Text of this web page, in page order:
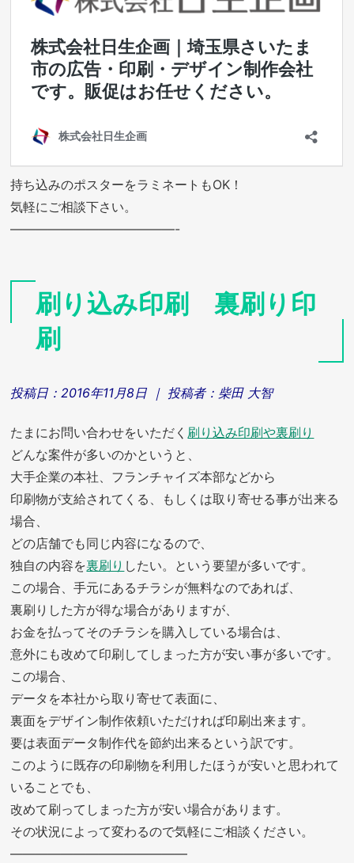
持ち込みのポスターをラミネートもOK！
気軽にご相談下さい。
—————————————-
刷り込み印刷 裏刷り印
刷
投稿日：2016年11月8日 ｜ 投稿者： 柴田 大智
たまにお問い合わせをいただく 刷り込み印刷や裏刷り
どんな案件が多いのかというと、
大手企業の本社、フランチャイズ本部などから
印刷物が支給されてくる、もしくは取り寄せる事が出来る
場合、
どの店舗でも同じ内容になるので、
独自の内容を裏刷り したい。という要望が多いです。
この場合、手元にあるチラシが無料なのであれば、
裏刷りした方が得な場合がありますが、
お金を払ってそのチラシを購入している場合は、
意外にも改めて印刷してしまった方が安い事が多いです。
この場合、
データを本社から取り寄せて表面に、
裏面をデザイン制作依頼いただければ印刷出来ます。
要は表面データ制作代を節約出来るという訳です。
このように既存の印刷物を利用したほうが安いと思われて
いることでも、
改めて刷ってしまった方が安い場合があります。
その状況によって変わるので気軽にご相談ください。
——————————————